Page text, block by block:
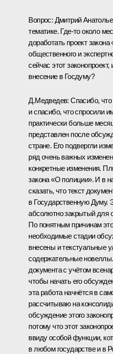
Вопрос: Дмитрий
тематике. Где‑то около
доработать проект
общественного и
сейчас этот
внесение в Госдуму?
Д.Медведев:Спасибо,
и спасибо, что спросили
практически больше
представлен после
стране. Его подвергли
ряд очень важных
конкретные изменения.
закона «О полиции». И в
сказать, что текст
в Государственную Думу.
абсолютно закрытый для
По понятным причинам
необходимые стадии
внесены и текстуальные
содержательные
документа с учётом
чтобы начать его
эта работа начнётся в
рассчитываю на
обсуждение этого
потому что этот
ввиду особой функции,
в любом государстве и в